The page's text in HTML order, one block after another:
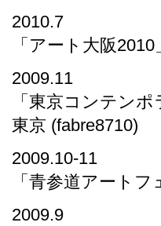
2010.7
「アート大阪
2009.11
「東京コンテン
東京 (fabre8710)
2009.10-11
「青参道アート
2009.9